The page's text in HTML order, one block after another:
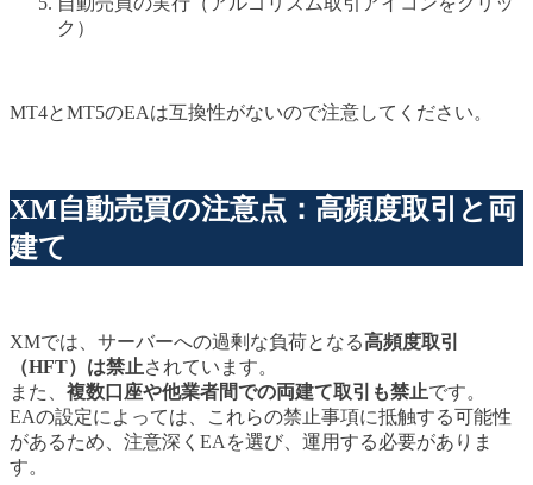
ク）
MT4とMT5のEAは互換性がないので注意してください。
XM自動売買の注意点：高頻度取引と両
建て
XMでは、サーバーへの過剰な負荷となる高頻度取引
（HFT）は禁止されています。
また、 複数口座や他業者間での両建て取引も禁止です。
EAの設定によっては、これらの禁止事項に抵触する可能性
があるため、注意深くEAを選び、運用する必要がありま
す。